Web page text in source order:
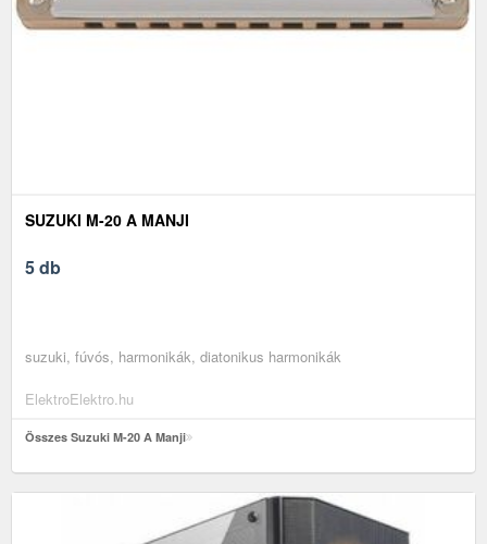
SUZUKI M-20 A MANJI
5 db
suzuki, fúvós, harmonikák, diatonikus harmonikák
ElektroElektro.hu
Összes Suzuki M-20 A Manji